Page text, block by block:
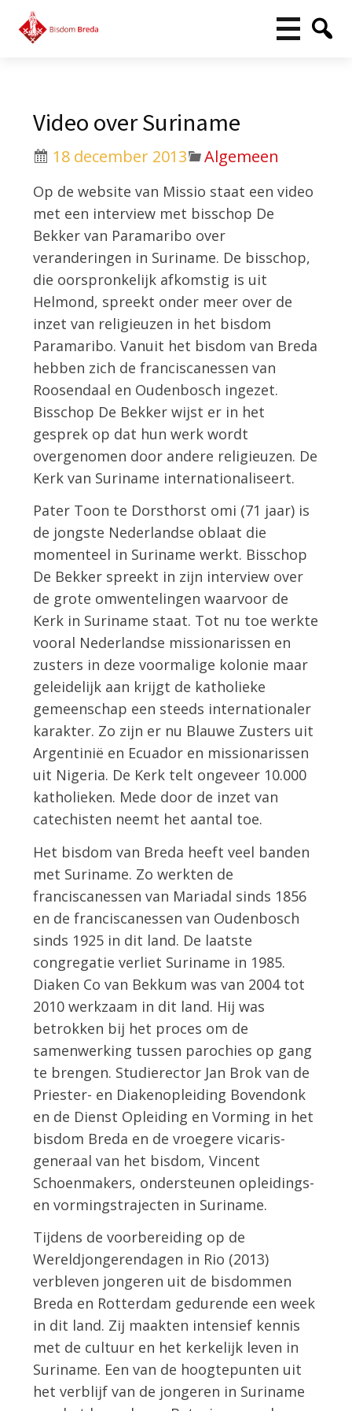
Video over Suriname
18 december 2013 Algemeen
Op de website van Missio staat een video
met een interview met bisschop De
Bekker van Paramaribo over
veranderingen in Suriname. De bisschop,
die oorspronkelijk afkomstig is uit
Helmond, spreekt onder meer over de
inzet van religieuzen in het bisdom
Paramaribo. Vanuit het bisdom van Breda
hebben zich de franciscanessen van
Roosendaal en Oudenbosch ingezet.
Bisschop De Bekker wijst er in het
gesprek op dat hun werk wordt
overgenomen door andere religieuzen. De
Kerk van Suriname internationaliseert.
Pater Toon te Dorsthorst omi (71 jaar) is
de jongste Nederlandse oblaat die
momenteel in Suriname werkt. Bisschop
De Bekker spreekt in zijn interview over
de grote omwentelingen waarvoor de
Kerk in Suriname staat. Tot nu toe werkte
vooral Nederlandse missionarissen en
zusters in deze voormalige kolonie maar
geleidelijk aan krijgt de katholieke
gemeenschap een steeds internationaler
karakter. Zo zijn er nu Blauwe Zusters uit
Argentinië en Ecuador en missionarissen
uit Nigeria. De Kerk telt ongeveer 10.000
katholieken. Mede door de inzet van
catechisten neemt het aantal toe.
Het bisdom van Breda heeft veel banden
met Suriname. Zo werkten de
franciscanessen van Mariadal sinds 1856
en de franciscanessen van Oudenbosch
sinds 1925 in dit land. De laatste
congregatie verliet Suriname in 1985.
Diaken Co van Bekkum was van 2004 tot
2010 werkzaam in dit land. Hij was
betrokken bij het proces om de
samenwerking tussen parochies op gang
te brengen. Studierector Jan Brok van de
Priester- en Diakenopleiding Bovendonk
en de Dienst Opleiding en Vorming in het
bisdom Breda en de vroegere vicaris-
generaal van het bisdom, Vincent
Schoenmakers, ondersteunen opleidings-
en vormingstrajecten in Suriname.
Tijdens de voorbereiding op de
Wereldjongerendagen in Rio (2013)
verbleven jongeren uit de bisdommen
Breda en Rotterdam gedurende een week
in dit land. Zij maakten intensief kennis
met de cultuur en het kerkelijk leven in
Suriname. Een van de hoogtepunten uit
het verblijf van de jongeren in Suriname